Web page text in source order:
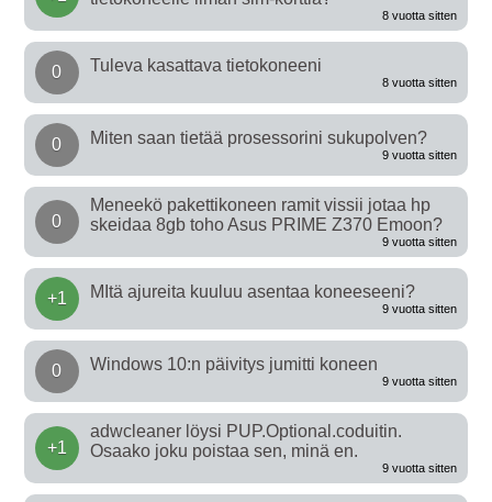
8 vuotta sitten
0 Tuleva kasattava tietokoneeni
8 vuotta sitten
0 Miten saan tietää prosessorini sukupolven?
9 vuotta sitten
0
Meneekö pakettikoneen ramit vissii jotaa hp
skeidaa 8gb toho Asus PRIME Z370 Emoon?
9 vuotta sitten
+1 MItä ajureita kuuluu asentaa koneeseeni?
9 vuotta sitten
0 Windows 10:n päivitys jumitti koneen
9 vuotta sitten
+1
adwcleaner löysi PUP.Optional.coduitin.
Osaako joku poistaa sen, minä en.
9 vuotta sitten